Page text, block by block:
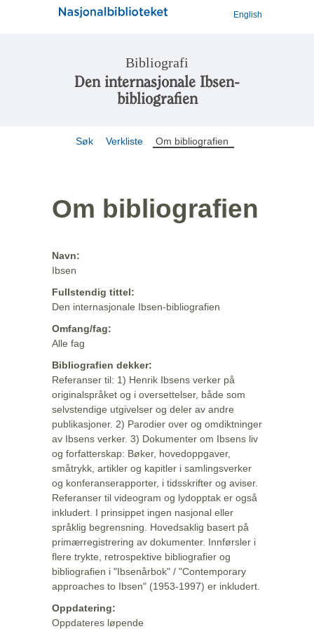
English
Bibliografi
Den internasjonale Ibsen-
bibliografien
Søk Verkliste Om bibliografien
Om bibliografien
Navn:
Ibsen
Fullstendig tittel:
Den internasjonale Ibsen-bibliografien
Omfang/fag:
Alle fag
Bibliografien dekker:
Referanser til: 1) Henrik Ibsens verker på
originalspråket og i oversettelser, både som
selvstendige utgivelser og deler av andre
publikasjoner. 2) Parodier over og omdiktninger
av Ibsens verker. 3) Dokumenter om Ibsens liv
og forfatterskap: Bøker, hovedoppgaver,
småtrykk, artikler og kapitler i samlingsverker
og konferanserapporter, i tidsskrifter og aviser.
Referanser til videogram og lydopptak er også
inkludert. I prinsippet ingen nasjonal eller
språklig begrensning. Hovedsaklig basert på
primærregistrering av dokumenter. Innførsler i
flere trykte, retrospektive bibliografier og
bibliografien i "Ibsenårbok" / "Contemporary
approaches to Ibsen" (1953-1997) er inkludert.
Oppdatering:
Oppdateres løpende